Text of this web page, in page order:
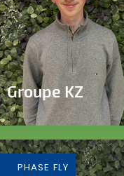
Groupe KZ
de seconde main
PHASE FLY